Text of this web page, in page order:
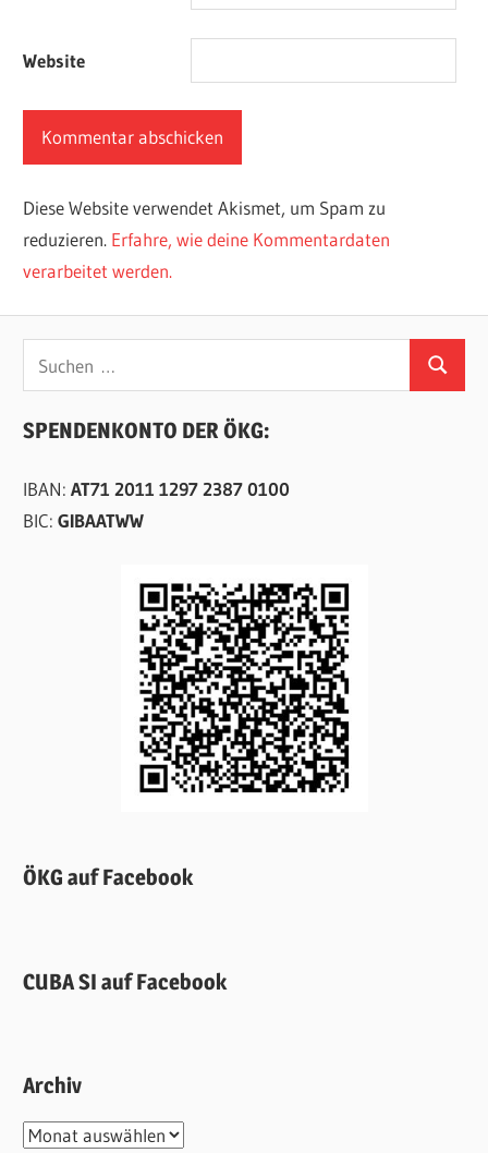
Website
Diese Website verwendet Akismet, um Spam zu
reduzieren. Erfahre, wie deine Kommentardaten
verarbeitet werden.
nach:
Suchen
SPENDENKONTO DER ÖKG:
IBAN:AT71 2011 1297 2387 0100
BIC:GIBAATWW
ÖKG auf Facebook
CUBA SI auf Facebook
Archiv
Archiv